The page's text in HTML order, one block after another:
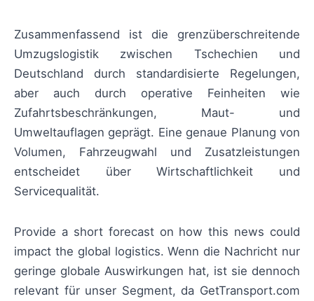
Zusammenfassend ist die grenzüberschreitende
Umzugslogistik zwischen Tschechien und
Deutschland durch standardisierte Regelungen,
aber auch durch operative Feinheiten wie
Zufahrtsbeschränkungen, Maut- und
Umweltauflagen geprägt. Eine genaue Planung von
Volumen, Fahrzeugwahl und Zusatzleistungen
entscheidet über Wirtschaftlichkeit und
Servicequalität.
Provide a short forecast on how this news could
impact the global logistics. Wenn die Nachricht nur
geringe globale Auswirkungen hat, ist sie dennoch
relevant für unser Segment, da GetTransport.com